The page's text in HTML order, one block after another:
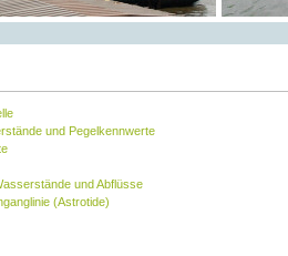
und Pegelkennwerte
und Abflüsse
(Astrotide)